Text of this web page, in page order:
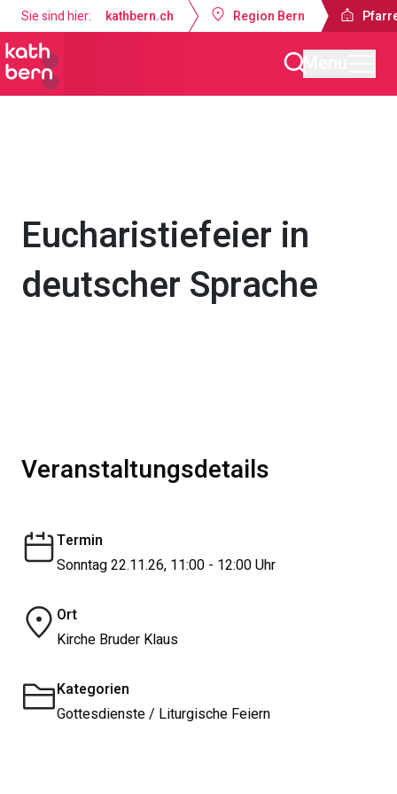
Sie sind hier: kathbern.ch Region Bern
Eucharistiefeier in
deutscher Sprache
Veranstaltungsdetails
Termin
Sonntag 22.11.26, 11:00 - 12:00 Uhr
Ort
Kirche Bruder Klaus
Kategorien
Gottesdienste / Liturgische Feiern